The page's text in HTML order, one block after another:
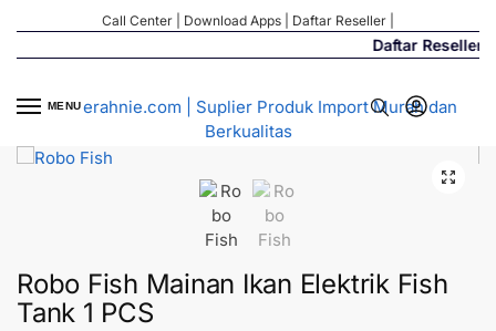
Call Center Download Apps Daftar Reseller
Daftar Reseller
MENU
Robo Fish Mainan Ikan Elektrik Fish
Tank 1 PCS